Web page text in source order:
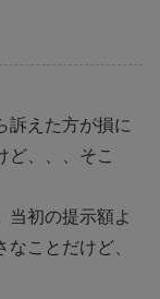
訴えた方が損に
ど、、、そこ
当初の提示額よ
ことだけど、